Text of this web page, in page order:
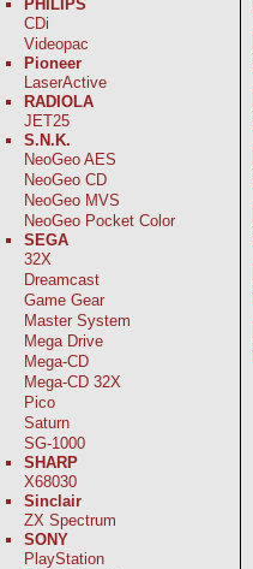
PHILIPS
CDi
Videopac
Pioneer
LaserActive
RADIOLA
JET25
S.N.K.
NeoGeo AES
NeoGeo CD
NeoGeo MVS
NeoGeo Pocket Color
SEGA
32X
Dreamcast
Game Gear
Master System
Mega Drive
Mega-CD
Mega-CD 32X
Pico
Saturn
SG-1000
SHARP
X68030
Sinclair
ZX Spectrum
SONY
PlayStation